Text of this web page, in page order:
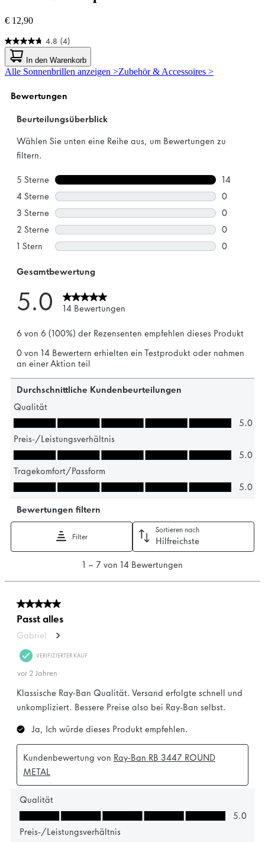
€ 12,90
4.8 (4)
4.8
von
5
Sternen.
Bewertungen
In den Warenkorb
Alle Sonnenbrillen anzeigen >Zubehör & Accessoires >